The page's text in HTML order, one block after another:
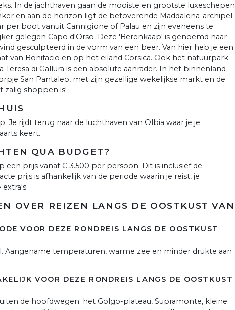
In de jachthaven gaan de mooiste en grootste luxeschepen
en aan de horizon ligt de betoverende Maddalena-archipel.
per boot vanuit Cannigione of Palau en zijn eveneens te
gelegen Capo d'Orso. Deze 'Berenkaap' is genoemd naar
gesculpteerd in de vorm van een beer. Van hier heb je een
van Bonifacio en op het eiland Corsica. Ook het natuurpark
Teresa di Gallura is een absolute aanrader. In het binnenland
San Pantaleo, met zijn gezellige wekelijkse markt en de
zalig shoppen is!
Je rijdt terug naar de luchthaven van Olbia waar je je
keert.
QUA BUDGET?
een prijs vanaf € 3.500 per persoon. Dit is inclusief de
prijs is afhankelijk van de periode waarin je reist, je
OVER REIZEN LANGS DE OOSTKUST VAN
VOOR DEZE RONDREIS LANGS DE OOSTKUST
Aangename temperaturen, warme zee en minder drukte aan
VOOR DEZE RONDREIS LANGS DE OOSTKUST
de hoofdwegen: het Golgo-plateau, Supramonte, kleine